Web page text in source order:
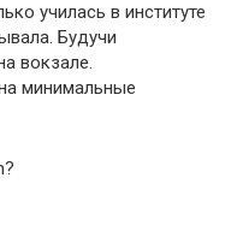
училась в институте
Будучи
вокзале.
минимальные